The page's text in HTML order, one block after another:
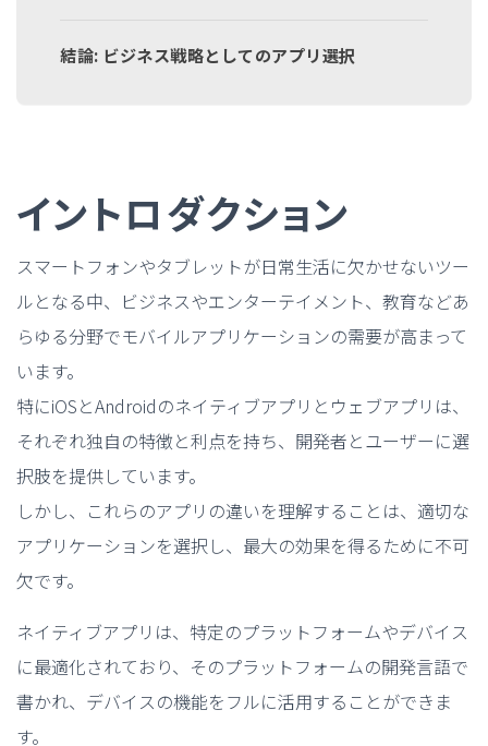
結論: ビジネス戦略としてのアプリ選択
イントロダクション
スマートフォンやタブレットが日常生活に欠かせないツー
ルとなる中、ビジネスやエンターテイメント、教育などあ
らゆる分野でモバイルアプリケーションの需要が高まって
います。
特にiOSとAndroidのネイティブアプリとウェブアプリは、
それぞれ独自の特徴と利点を持ち、開発者とユーザーに選
択肢を提供しています。
しかし、これらのアプリの違いを理解することは、適切な
アプリケーションを選択し、最大の効果を得るために不可
欠です。
ネイティブアプリは、特定のプラットフォームやデバイス
に最適化されており、そのプラットフォームの開発言語で
書かれ、デバイスの機能をフルに活用することができま
す。